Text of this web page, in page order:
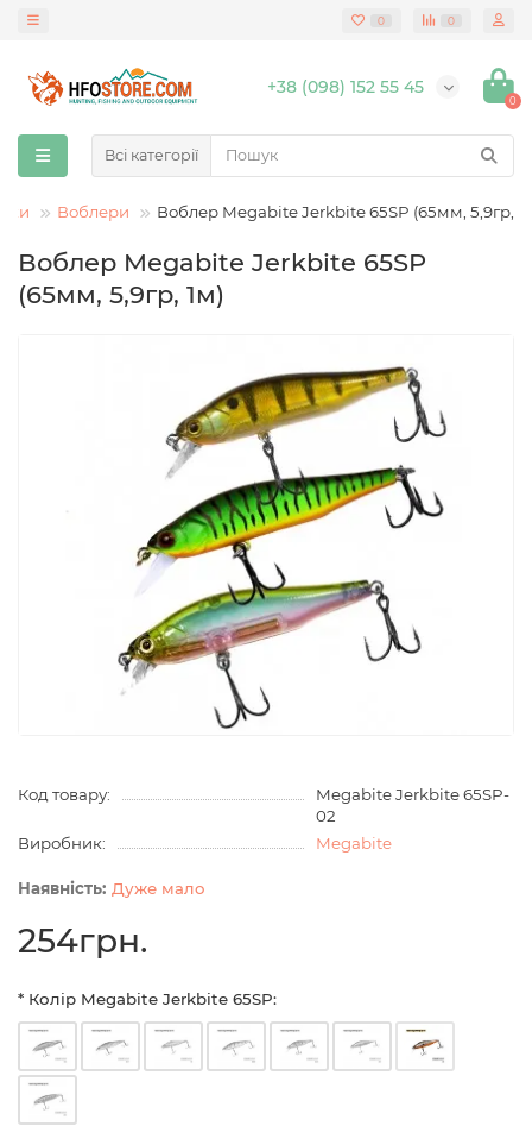
0 0
+38 (098) 152 55 45
0
Всі категорії
Воблери Воблер Megabite Jerkbite 65SP (65мм, 5,9гр,
Воблер Megabite Jerkbite 65SP
(65мм, 5,9гр, 1м)
Код товару:
Megabite Jerkbite 65SP-
02
Виробник:
Megabite
Дуже мало
254грн.
* Колір Megabite Jerkbite 65SP: